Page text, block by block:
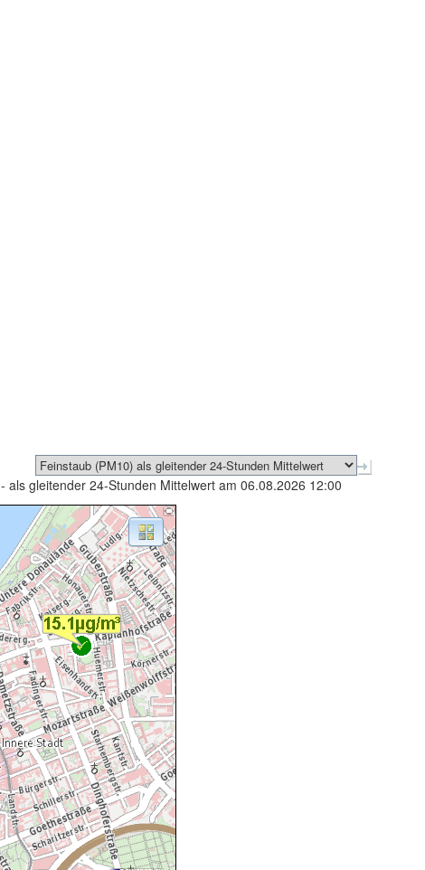
- als gleitender 24-Stunden Mittelwert am 06.08.2026 12:00